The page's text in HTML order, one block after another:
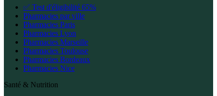
✅ Test d'éligibilité 65%
Pharmacies par ville
Pharmacies Paris
Pharmacies Lyon
Pharmacies Marseille
Pharmacies Toulouse
Pharmacies Bordeaux
Pharmacies Nice
Santé & Nutrition